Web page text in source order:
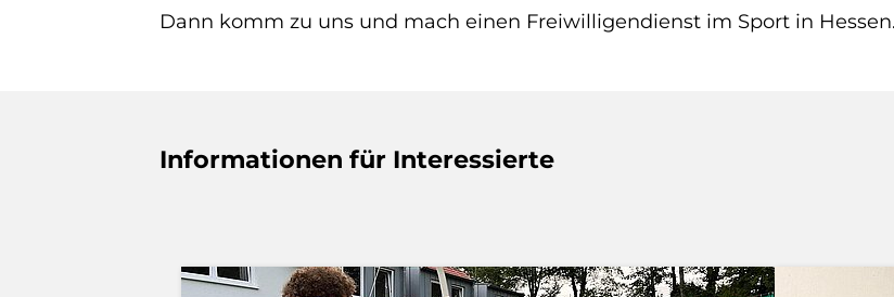
Dann komm zu uns und mach einen Freiwilligendienst im Sport in Hessen.
Informationen für Interessierte